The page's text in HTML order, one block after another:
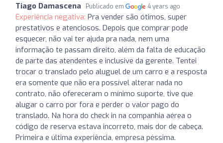
Tiago Damascena Publicado em 4 years ago
Experiência negativa: Pra vender são ótimos, super
prestativos e atenciosos. Depois que comprar pode
esquecer, não vai ter ajuda pra nada, nem uma
informação te passam direito, além da falta de educação
de parte das atendentes e inclusive da gerente. Tentei
trocar o translado pelo aluguel de um carro e a resposta
era somente que não era possível alterar nada no
contrato, não ofereceram o mínimo suporte, tive que
alugar o carro por fora e perder o valor pago do
translado. Na hora do check in na companhia aérea o
código de reserva estava incorreto, mais dor de cabeça.
Primeira e última experiência, empresa péssima.